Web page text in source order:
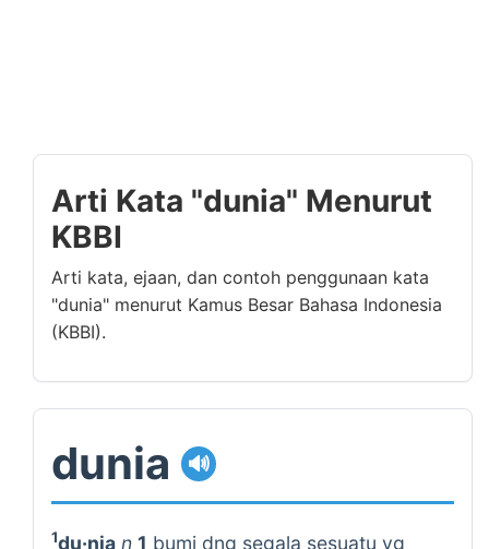
Arti Kata "dunia" Menurut
KBBI
Arti kata, ejaan, dan contoh penggunaan kata
"dunia" menurut Kamus Besar Bahasa Indonesia
(KBBI).
dunia 🔊
1du·nia n 1 bumi dng segala sesuatu yg